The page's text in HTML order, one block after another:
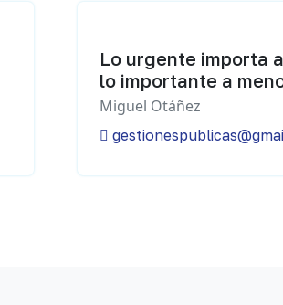
Lo urgente importa
lo importante a
Miguel Otáñez